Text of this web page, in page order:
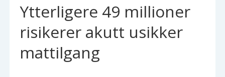
Ytterligere 49 millioner
risikerer akutt usikker
mattilgang